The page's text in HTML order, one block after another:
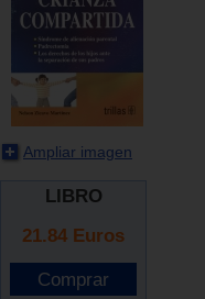
Ampliar imagen
LIBRO
21.84 Euros